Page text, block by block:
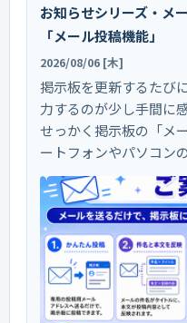
お知らせシリーズ・メ
「メール投稿機能」
2026/08/06 [木]
掲示板を更新するたび
力するのが少し手間に
せっかく掲示板の「メ
ートフォンやパソコン